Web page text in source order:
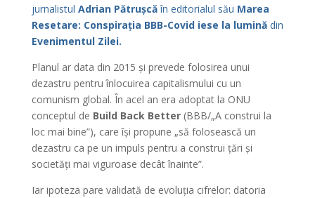
jurnalistul Adrian Pătrușcăîn editorialul său Marea
Resetare: Conspirația BBB-Covid iese la luminădin
Evenimentul Zilei.
Planul ar data din 2015 și prevede folosirea unui
dezastru pentru înlocuirea capitalismului cu un
comunism global. În acel an era adoptat la ONU
conceptul de Build Back Better(BBB/„A construi la
loc mai bine”), care își propune „să folosească un
dezastru ca pe un impuls pentru a construi țări și
societăți mai viguroase decât înainte”.
Iar ipoteza pare validată de evoluția cifrelor: datoria